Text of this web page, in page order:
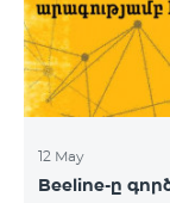
12 May
Beeline-ը